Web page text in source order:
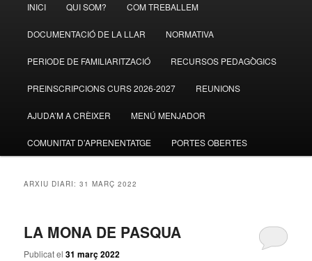
Aneu
al
contingut
Aneu
al
contingut
INICI QUI SOM? COM TREBALLEM
DOCUMENTACIÓ DE LA LLAR NORMATIVA
PERIODE DE FAMILIARITZACIÓ RECURSOS PEDAGÒGICS
PREINSCRIPCIONS CURS 2026-2027 REUNIONS
AJUDA’M A CRÈIXER MENÚ MENJADOR
COMUNITAT D’APRENENTATGE PORTES OBERTES
ARXIU DIARI:31 MARÇ 2022
LA MONA DE PASQUA
Publicat el31 març 2022